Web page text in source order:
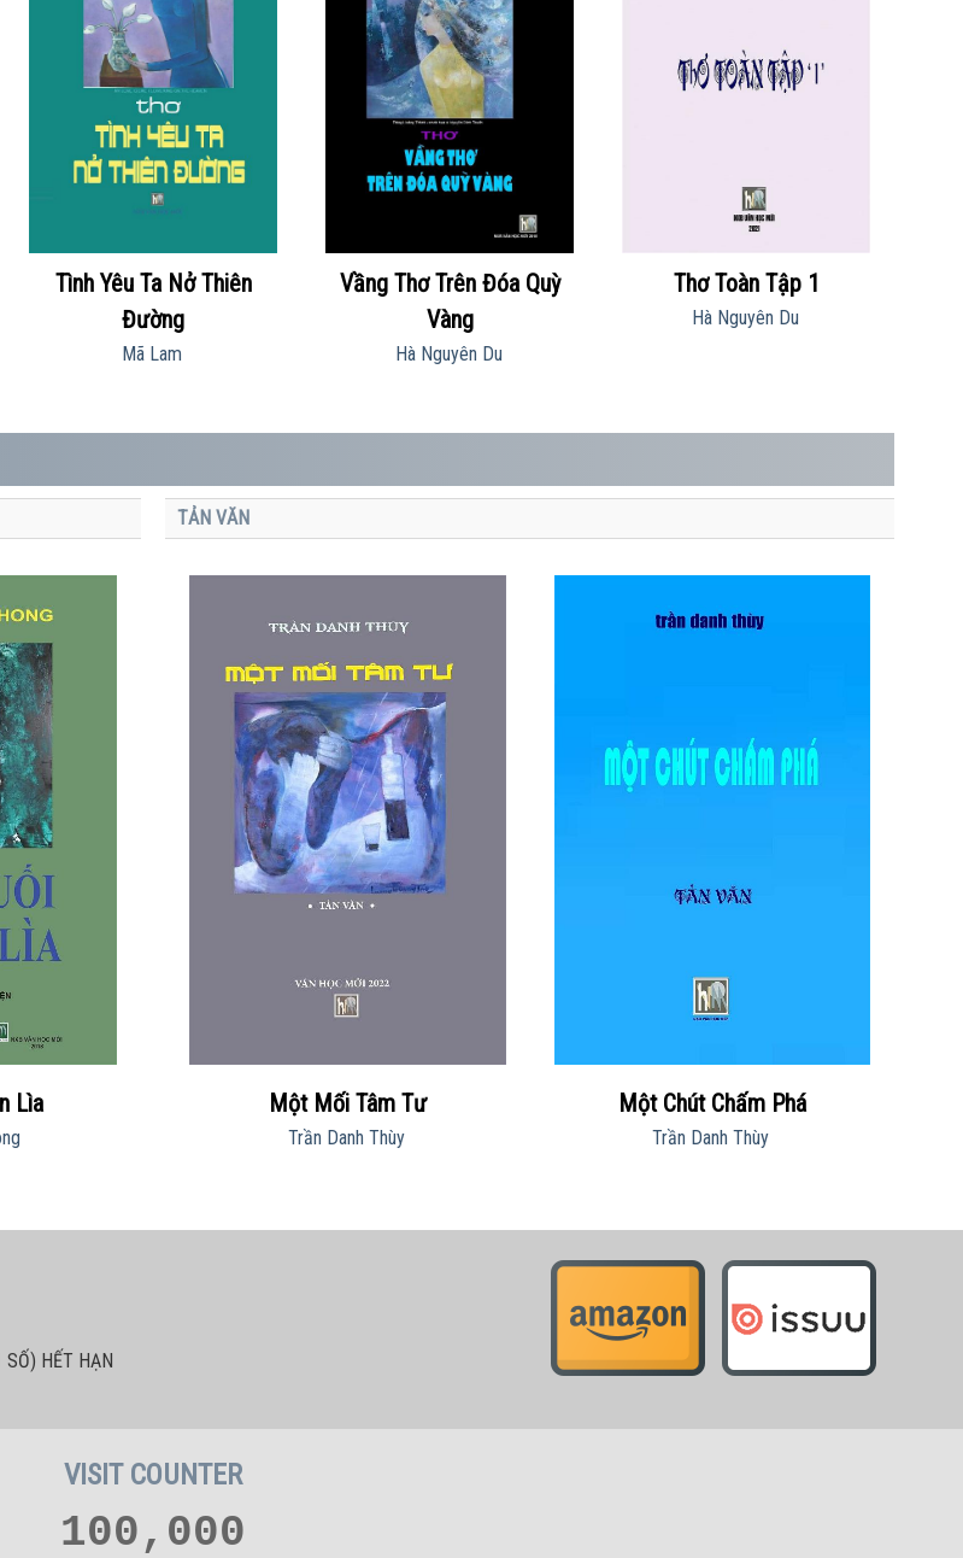
Tình Yêu Ta Nở Thiên
Đường
Mã Lam
Vầng Thơ Trên Đóa Quỳ
Vàng
Hà Nguyên Du
Thơ Toàn Tập 1
Hà Nguyên Du
Lìa
TẢN VĂN
Một Mối Tâm Tư
Trần Danh Thùy
Một Chút Chấm Phá
Trần Danh Thùy
HẾT HẠN
VISIT COUNTER
100,000